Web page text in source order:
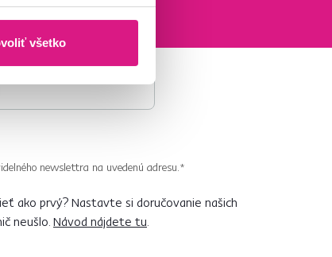
všetko
Zistiť viac
newslettra na uvedenú adresu.*
ako prvý? Nastavte si doručovanie našich
neušlo. Návod nájdete tu